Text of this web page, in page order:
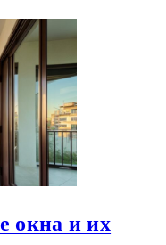
окна и их